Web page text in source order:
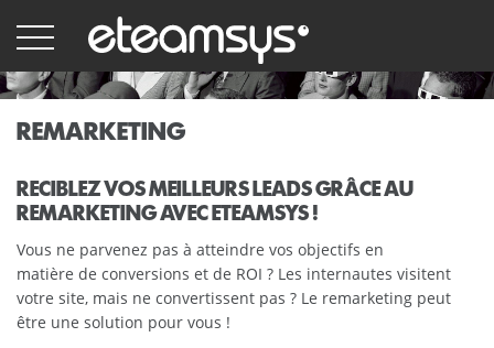
au
principal
REMARKETING
RECIBLEZ VOS MEILLEURS LEADS GRÂCE AU
REMARKETING AVEC ETEAMSYS !
Vous ne parvenez pas à atteindre vos objectifs en
matière de conversions et de ROI ? Les internautes visitent
votre site, mais ne convertissent pas ? Le remarketing peut
être une solution pour vous !